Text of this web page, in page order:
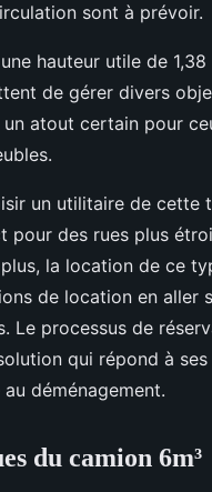
sont à prévoir.
hauteur utile de
de gérer divers
atout certain pour
un utilitaire de cette
pour des rues plus
la location de ce
de location en aller
Le processus de
qui répond à
déménagement.
du camion 6m³